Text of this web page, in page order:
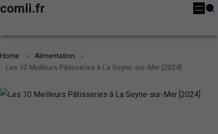
comli.fr
Home
Alimentation
Les 10 Meilleurs Pâtisseries à La Seyne-sur-Mer [2024]